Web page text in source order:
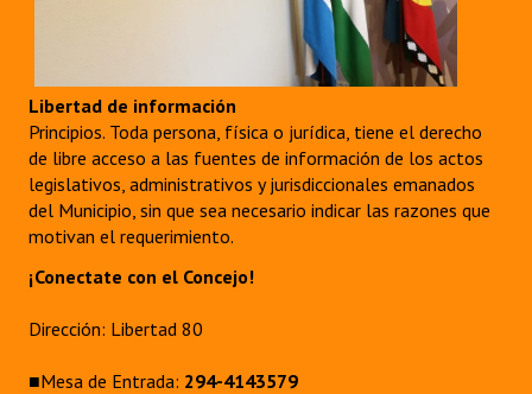
Libertad de información
Principios. Toda persona, física o jurídica, tiene el derecho
de libre acceso a las fuentes de información de los actos
legislativos, administrativos y jurisdiccionales emanados
del Municipio, sin que sea necesario indicar las razones que
motivan el requerimiento.
¡Conectate con el Concejo!
Dirección: Libertad 80
■Mesa de Entrada: 294-4143579